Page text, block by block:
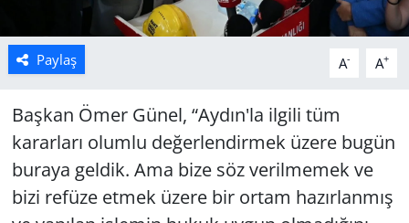
Paylaş A- A+
Başkan Ömer Günel, “Aydın'la ilgili tüm
kararları olumlu değerlendirmek üzere bugün
buraya geldik. Ama bize söz verilmemek ve
bizi refüze etmek üzere bir ortam hazırlanmış